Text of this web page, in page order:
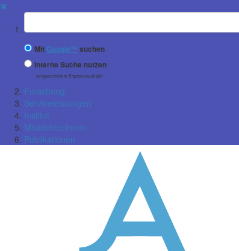
✖
Suchbegriff
Mit Google™ suchen
Interne Suche nutzen
(eingeschränkte Ergebnisqualität)
Forschung
Serviceleistungen
Institut
MitarbeiterInnen
Publikationen